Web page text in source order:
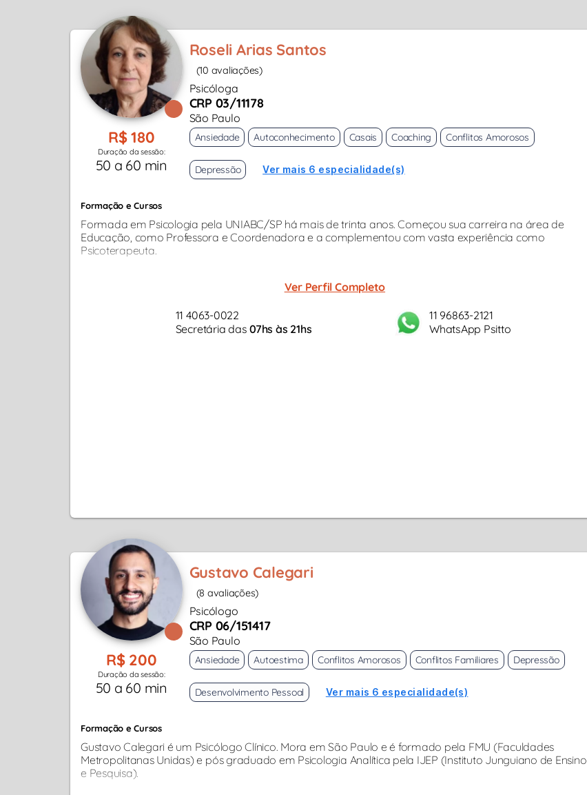
Roseli Arias Santos
(10 avaliações)
Psicóloga
CRP 03/11178
São Paulo
R$ 180
Duração da sessão:
50 a 60 min
Ansiedade Autoconhecimento Casais Coaching Conflitos Amorosos
Depressão Ver mais 6 especialidade(s)
Formação e Cursos
Formada em Psicologia pela UNIABC/SP há mais de trinta anos. Começou sua carreira na área de
Educação, como Professora e Coordenadora e a complementou com vasta experiência como
Psicoterapeuta.
Ver Perfil Completo
11 4063-0022
Secretária das07hs às 21hs
11 96863-2121
WhatsApp Psitto
Gustavo Calegari
(8 avaliações)
Psicólogo
CRP 06/151417
São Paulo
R$ 200
Duração da sessão:
50 a 60 min
Ansiedade Autoestima Conflitos Amorosos Conflitos Familiares Depressão
Desenvolvimento Pessoal Ver mais 6 especialidade(s)
Formação e Cursos
Gustavo Calegari é um Psicólogo Clínico. Mora em São Paulo e é formado pela FMU (Faculdades
Metropolitanas Unidas) e pós graduado em Psicologia Analítica pela IJEP (Instituto Junguiano de Ensino
e Pesquisa).